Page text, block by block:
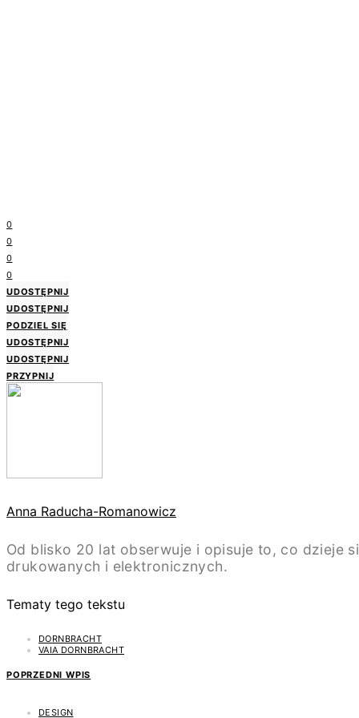
0
0
0
0
UDOSTĘPNIJ
UDOSTĘPNIJ
PODZIEL SIĘ
UDOSTĘPNIJ
UDOSTĘPNIJ
PRZYPNIJ
Anna Raducha-Romanowicz
Od blisko 20 lat obserwuje i opisuje to, co dzieje
drukowanych i elektronicznych.
Tematy tego tekstu
DORNBRACHT
VAIA DORNBRACHT
POPRZEDNI WPIS
DESIGN